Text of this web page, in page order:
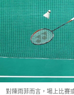
對陳雨菲而言，場上比賽